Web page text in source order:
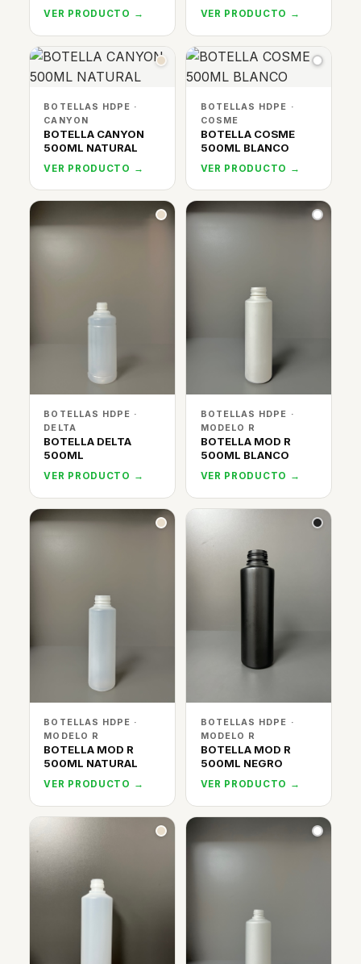
VER PRODUCTO → VER PRODUCTO →
BOTELLAS HDPE ·
CANYON
BOTELLA CANYON
500ML NATURAL
VER PRODUCTO →
BOTELLAS HDPE ·
COSME
BOTELLA COSME
500ML BLANCO
VER PRODUCTO →
BOTELLAS HDPE ·
DELTA
BOTELLA DELTA
500ML
VER PRODUCTO →
BOTELLAS HDPE ·
MODELO R
BOTELLA MOD R
500ML BLANCO
VER PRODUCTO →
BOTELLAS HDPE ·
MODELO R
BOTELLA MOD R
500ML NATURAL
VER PRODUCTO →
BOTELLAS HDPE ·
MODELO R
BOTELLA MOD R
500ML NEGRO
VER PRODUCTO →